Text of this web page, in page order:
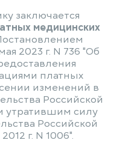
заключается
медицинских
2023 г. N 736 "Об
платных
изменений в
Российской
утратившим силу
Российской
г. N 1006".